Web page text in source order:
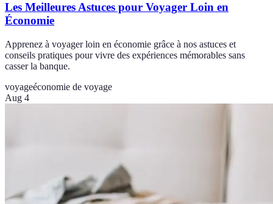
Les Meilleures Astuces pour Voyager Loin en
Économie
Apprenez à voyager loin en économie grâce à nos astuces et
conseils pratiques pour vivre des expériences mémorables sans
casser la banque.
voyageéconomie de voyage
Aug 4